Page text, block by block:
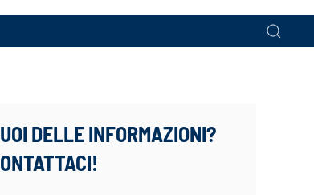
DELLE INFORMAZIONI?